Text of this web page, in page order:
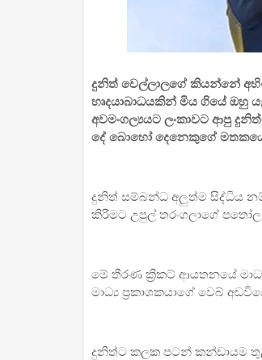
දුනිත් වෙල්ලාලගේ කියන්නේ
හෘදයාබාධයකින් මිය ගියේ ඔහු
අවමංගල්‍යයට ලංකාවට ආපු
දේ බොහෝ දෙනෙකුගේ
දුනිත් සම්බන්ධ අලුත්ම සිද්ධිය
කිරීමට උපුල් තරංගලාගේ
මේ තීරණ ක්‍රිකට් ආයතනයේ
මාධ්‍ය ප්‍රකාශකයාගේ වෙබ්
දුනිත්ට කලක පටන් කන්ඩායම